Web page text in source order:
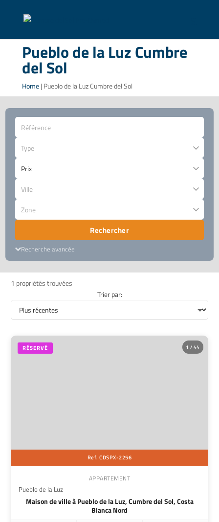
Pueblo de la Luz Cumbre
del Sol
Home| Pueblo de la Luz Cumbre del Sol
Type
Ville
Zone
Rechercher
Recherche avancée
1 propriétés trouvées
Trier par:
1 / 44
RÉSERVÉ
Ref. CDSPX-2256
APPARTEMENT
Pueblo de la Luz
Maison de ville à Pueblo de la Luz, Cumbre del Sol, Costa
Blanca Nord